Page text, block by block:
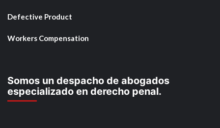
Defective Product
Workers Compensation
Somos un despacho de abogados
especializado en derecho penal.